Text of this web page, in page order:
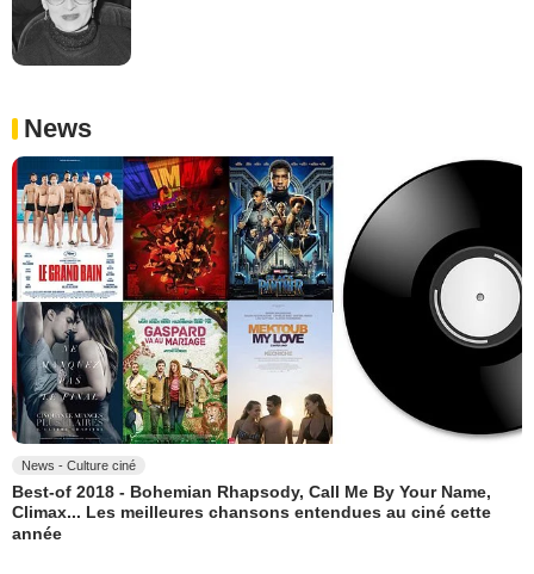
News
News - Culture ciné
Best-of 2018 - Bohemian Rhapsody, Call Me By Your Name,
Climax... Les meilleures chansons entendues au ciné cette
année